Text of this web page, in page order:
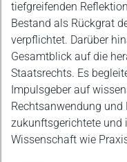
tiefgreifenden
Bestand als Rückgrat
verpflichtet. Darüber
Gesamtblick auf die
Staatsrechts. Es
Impulsgeber auf
Rechtsanwendung
zukunftsgerichtete und
Wissenschaft wie